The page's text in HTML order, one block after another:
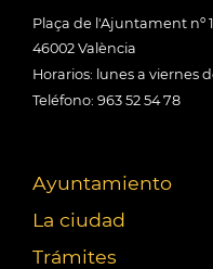
Plaça de l'Ajuntament nº 1
46002 València
Horarios: lunes a viernes
Teléfono: 963 52 54 78
Ayuntamiento
La ciudad
Trámites